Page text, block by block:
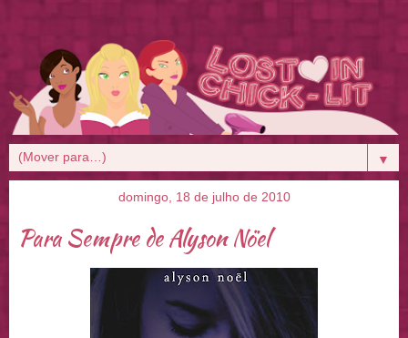
▼
domingo, 18 de julho de 2010
Para Sempre de Alyson Nöel